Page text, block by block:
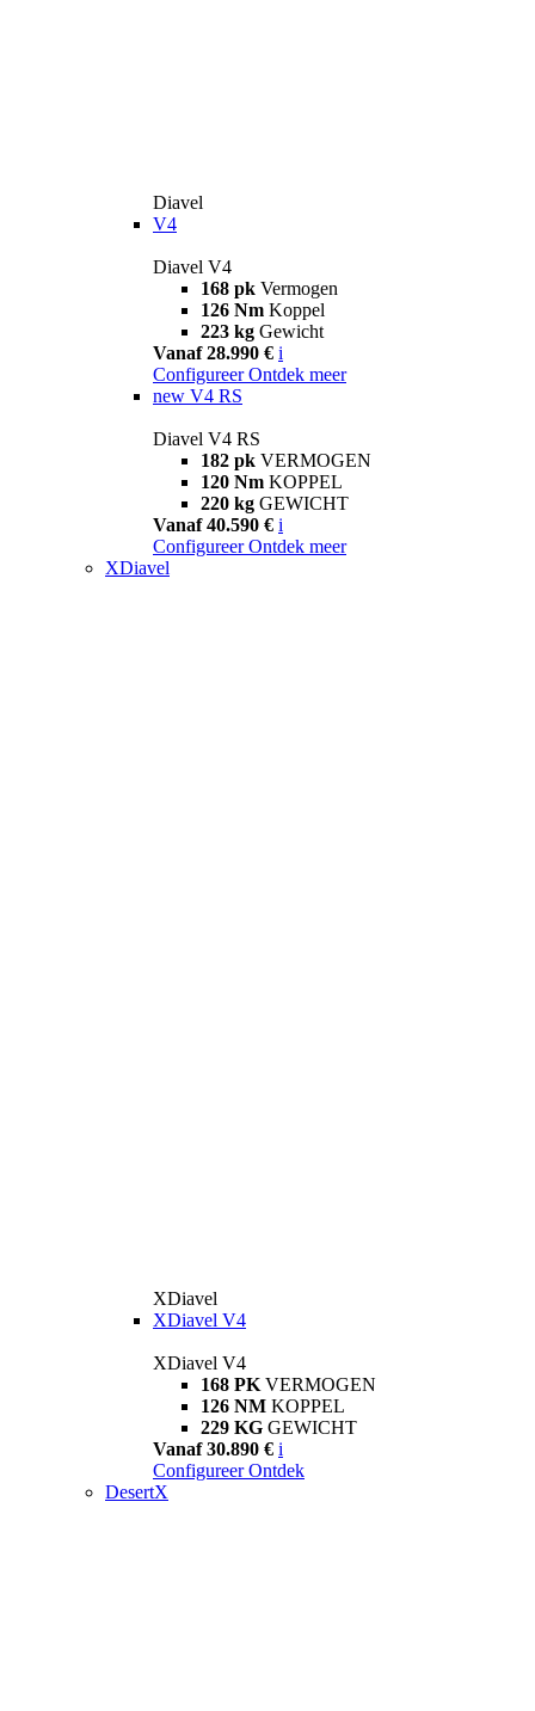
Diavel
V4
Diavel V4
168 pk Vermogen
126 Nm Koppel
223 kg Gewicht
Vanaf 28.990 € i
Configureer Ontdek meer
new V4 RS
Diavel V4 RS
182 pk VERMOGEN
120 Nm KOPPEL
220 kg GEWICHT
Vanaf 40.590 € i
Configureer Ontdek meer
XDiavel
XDiavel
XDiavel V4
XDiavel V4
168 PK VERMOGEN
126 NM KOPPEL
229 KG GEWICHT
Vanaf 30.890 € i
Configureer Ontdek
DesertX